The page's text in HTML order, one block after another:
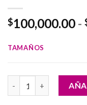
$100,000.00 -
TAMAÑOS
Diseño Otoño cantidad